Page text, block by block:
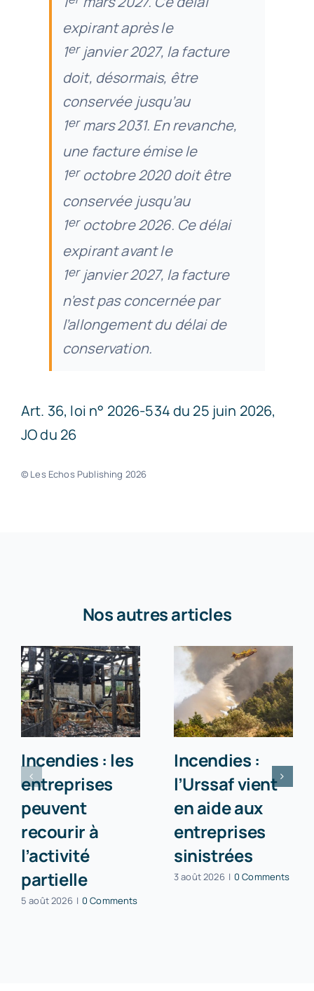
expirant après le
1erjanvier 2027, la facture
doit, désormais, être
conservée jusqu’au
1ermars 2031. En revanche,
une facture émise le
1eroctobre 2020 doit être
conservée jusqu’au
1eroctobre 2026. Ce délai
expirant avant le
1erjanvier 2027, la facture
n’est pas concernée par
l’allongement du délai de
conservation.
Art. 36, loi n° 2026-534 du 25 juin 2026,
JO du 26
© Les Echos Publishing 2026
Nos autres articles
Incendies : les
entreprises
peuvent
recourir à
l’activité
partielle
5 août 2026 | 0 Comments
Incendies :
l’Urssaf vient
en aide aux
entreprises
sinistrées
3 août 2026 | 0 Comments